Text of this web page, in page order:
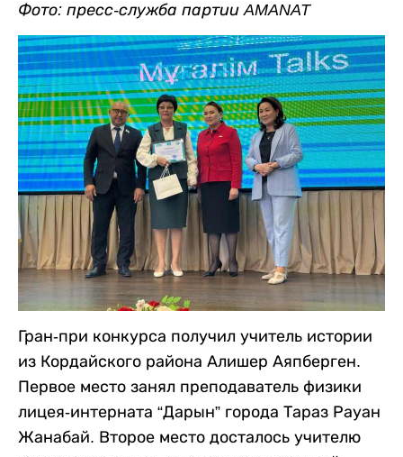
Фото: пресс-служба партии AMANAT
Гран-при конкурса получил учитель истории
из Кордайского района Алишер Аяпберген.
Первое место занял преподаватель физики
лицея-интерната “Дарын” города Тараз Рауан
Жанабай. Второе место досталось учителю